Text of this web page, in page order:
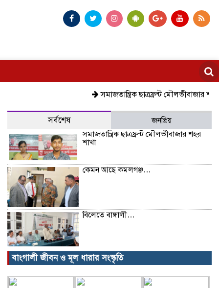
সমাজতান্ত্রিক ছাত্রফ্রন্ট মৌলভীবাজার শহর শাখা
সর্বশেষ
জনপ্রিয়
সমাজতান্ত্রিক ছাত্রফ্রন্ট মৌলভীবাজার শহর
শাখা
কেমন আছে কমলগঞ্জ…
বিলেতে বাঙ্গালী…
বিক্ষোভ, গ্রেপ্তার, অজগর, সেগুনকাঠ আর
বাংগালী জীবন ও মূল ধারার সংস্কৃতি